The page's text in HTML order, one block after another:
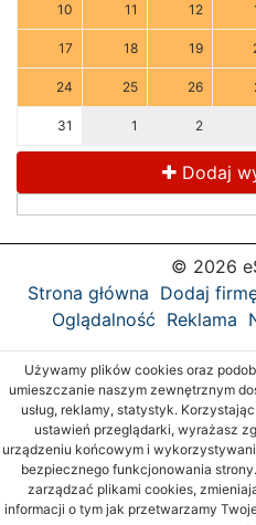
10 11 12
17 18 19
24 25 26
31 1 2
Dodaj
© 2026
Strona główna Dodaj
Oglądalność Reklama
Używamy plików cookies oraz
umieszczanie naszym zewnętrznym
usług, reklamy, statystyk.
ustawień przeglądarki, wyrażasz
urządzeniu końcowym i
bezpiecznego funkcjonowania
zarządzać plikami cookies,
informacji o tym jak przetwarzamy